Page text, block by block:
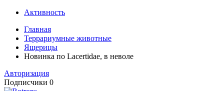
Активность
Главная
Террариумные животные
Ящерицы
Новинка по Lacertidae, в неволе
Авторизация
Подписчики 0